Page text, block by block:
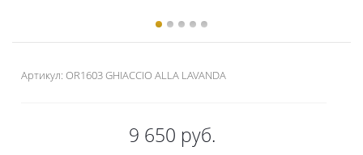
Артикул: OR1603 GHIACCIO ALLA LAVANDA
9 650 руб.